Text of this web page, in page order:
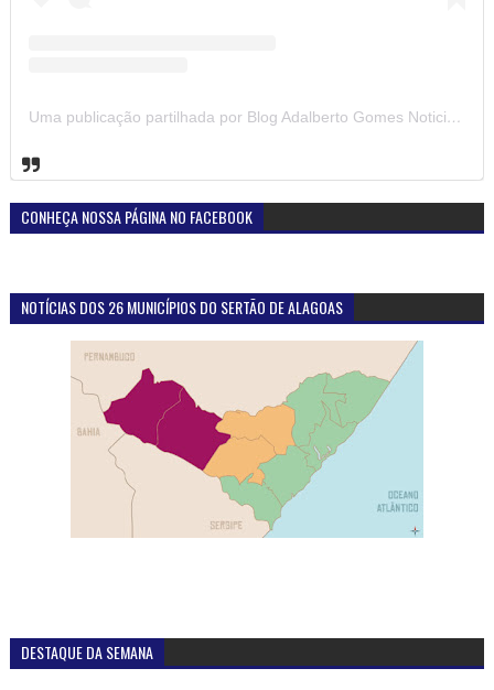
Uma publicação partilhada por Blog Adalberto Gomes Noticias (@blogadalbertogomesnoticiass)
CONHEÇA NOSSA PÁGINA NO FACEBOOK
NOTÍCIAS DOS 26 MUNICÍPIOS DO SERTÃO DE ALAGOAS
DESTAQUE DA SEMANA